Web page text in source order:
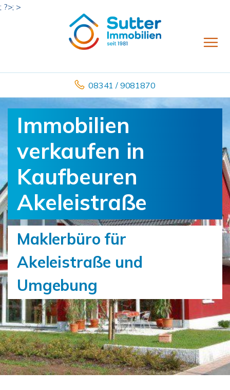
; ?>; >
08341 / 9081870
Immobilien
verkaufen in
Kaufbeuren
Akeleistraße
Maklerbüro für
Akeleistraße und
Umgebung